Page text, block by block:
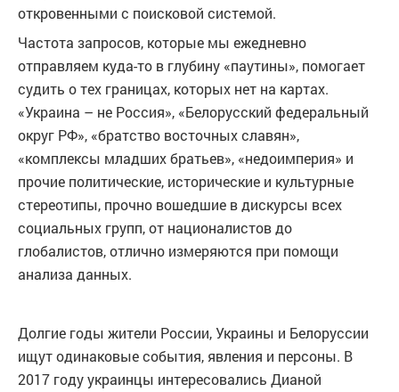
откровенными с поисковой системой.
Частота запросов, которые мы ежедневно
отправляем куда-то в глубину «паутины», помогает
судить о тех границах, которых нет на картах.
«Украина – не Россия», «Белорусский федеральный
округ РФ», «братство восточных славян»,
«комплексы младших братьев», «недоимперия» и
прочие политические, исторические и культурные
стереотипы, прочно вошедшие в дискурсы всех
социальных групп, от националистов до
глобалистов, отлично измеряются при помощи
анализа данных.
Долгие годы жители России, Украины и Белоруссии
ищут одинаковые события, явления и персоны. В
2017 году украинцы интересовались Дианой